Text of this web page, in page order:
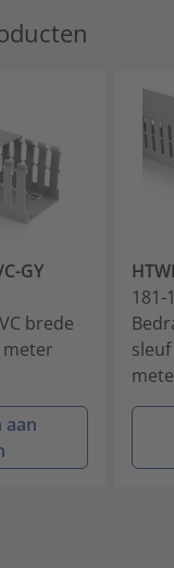
GY
brede
meter
aan
181-